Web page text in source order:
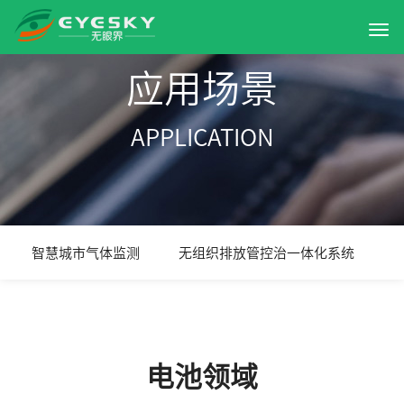
应用场景
APPLICATION
智慧城市气体监测 无组织排放管控治一体化系统
电池领域